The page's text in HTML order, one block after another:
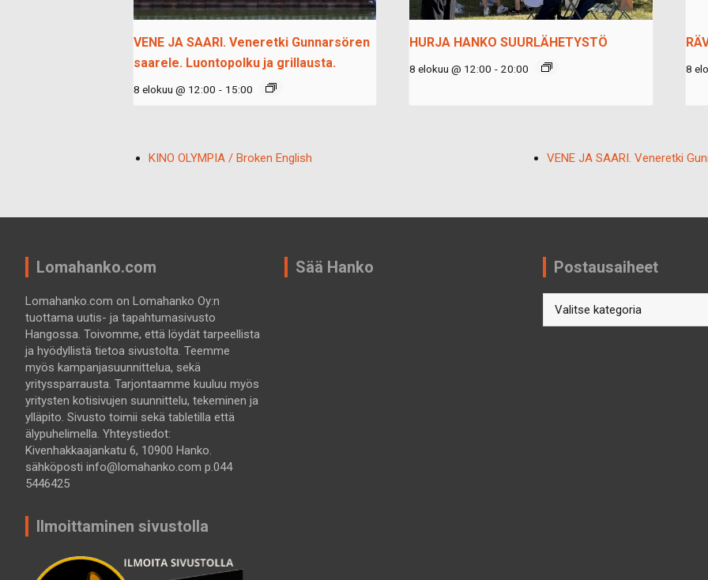
VENE JA SAARI. Veneretki Gunnarsören
saarele. Luontopolku ja grillausta.
8 elokuu @ 12:00 - 15:00
HURJA HANKO SUURLÄHETYSTÖ
8 elokuu @ 12:00 - 20:00 8
KINO OLYMPIA / Broken English VENE JA SAARI. Veneretki
Lomahanko.com
Lomahanko.com on Lomahanko Oy:n
tuottama uutis- ja tapahtumasivusto
Hangossa. Toivomme, että löydät tarpeellista
ja hyödyllistä tietoa sivustolta. Teemme
myös kampanjasuunnittelua, sekä
yrityssparrausta. Tarjontaamme kuuluu myös
yritysten kotisivujen suunnittelu, tekeminen ja
ylläpito. Sivusto toimii sekä tabletilla että
älypuhelimella. Yhteystiedot:
Kivenhakkaajankatu 6, 10900 Hanko.
sähköposti info@lomahanko.com p.044
5446425
Ilmoittaminen sivustolla
Sää Hanko Postausaiheet